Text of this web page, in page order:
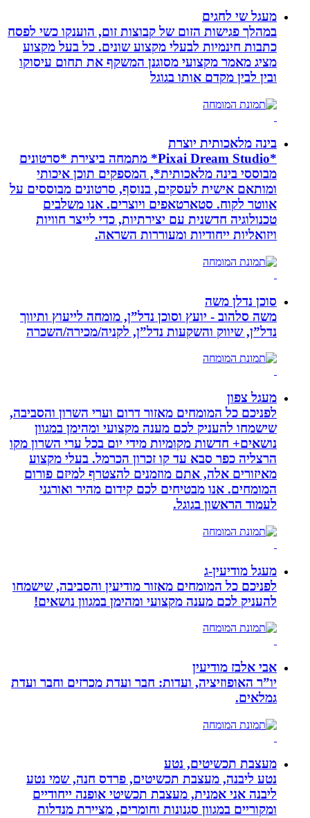
מעגל שי לחגים
במהלך פגישות הזום של קבוצות זום, הוענקו כשי לפסח
כתבות חינמיות לבעלי מקצוע שונים. כל בעל מקצוע
מציג מאמר מקצועי מסוגנן המשקף את תחום עיסוקו
ובין לבין מקדם אותו בגוגל
בינה מלאכותית יוצרת
*Pixai Dream Studio* מתמחה ביצירת *סרטונים
מבוססי בינה מלאכותית*, המספקים תוכן איכותי
ומותאם אישית לעסקים, בנוסף, סרטונים מבוססים על
אווטר לקוח. סטארטאפים ויוצרים. אנו משלבים
טכנולוגיה חדשנית עם יצירתיות, כדי לייצר חוויות
ויזואליות ייחודיות ומעוררות השראה.
סוכן נדלן משה
משה סלהוב - יועץ וסוכן נדל”ן, מומחה לייעוץ ותיווך
נדל”ן, שיווק והשקעות נדל”ן, לקניה/מכירה/השכרה
מעגל צפון
לפניכם כל המומחים מאזור דרום וערי השרון והסביבה,
שישמחו להעניק לכם מענה מקצועי ומהימן במגוון
נושאים+ חדשות מקומיות מידי יום בכל ערי השרון מקו
הרצליה כפר סבא עד קו זכרון הכרמל. בעלי מקצוע
מאיזורים אלה, אתם מוזמנים להצטרף למיזם פורום
המומחים. אנו מבטיחים לכם קידום מהיר ואורגני
לעמוד הראשון בגוגל.
מעגל מודיעין-ג
לפניכם כל המומחים מאזור מודיעין והסביבה, שישמחו
להעניק לכם מענה מקצועי ומהימן במגוון נושאים!
אבי אלבז מודיעין
יו”ר האופוזיציה, ועדות: חבר ועדת מכרזים וחבר ועדת
גמלאים.
מעצבת תכשיטים, נטע
נטע ליבנה, מעצבת תכשיטים, פרדס חנה, שמי נטע
ליבנה אני אמנית, מעצבת תכשיטי אופנה ייחודיים
ומקוריים במגוון סגנונות וחומרים, מציירת מנדלות